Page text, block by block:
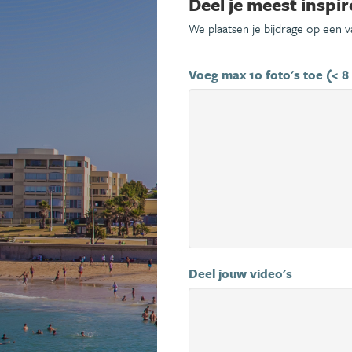
We plaatsen je bijdrage op een
Voeg max 10 foto's toe (<
Deel jouw video's